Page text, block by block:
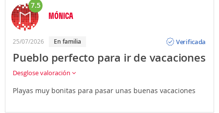
7.5
MÓNICA
25/07/2026 En familia
Verificada
Pueblo perfecto para ir de vacaciones
Desglose valoración
Playas muy bonitas para pasar unas buenas vacaciones